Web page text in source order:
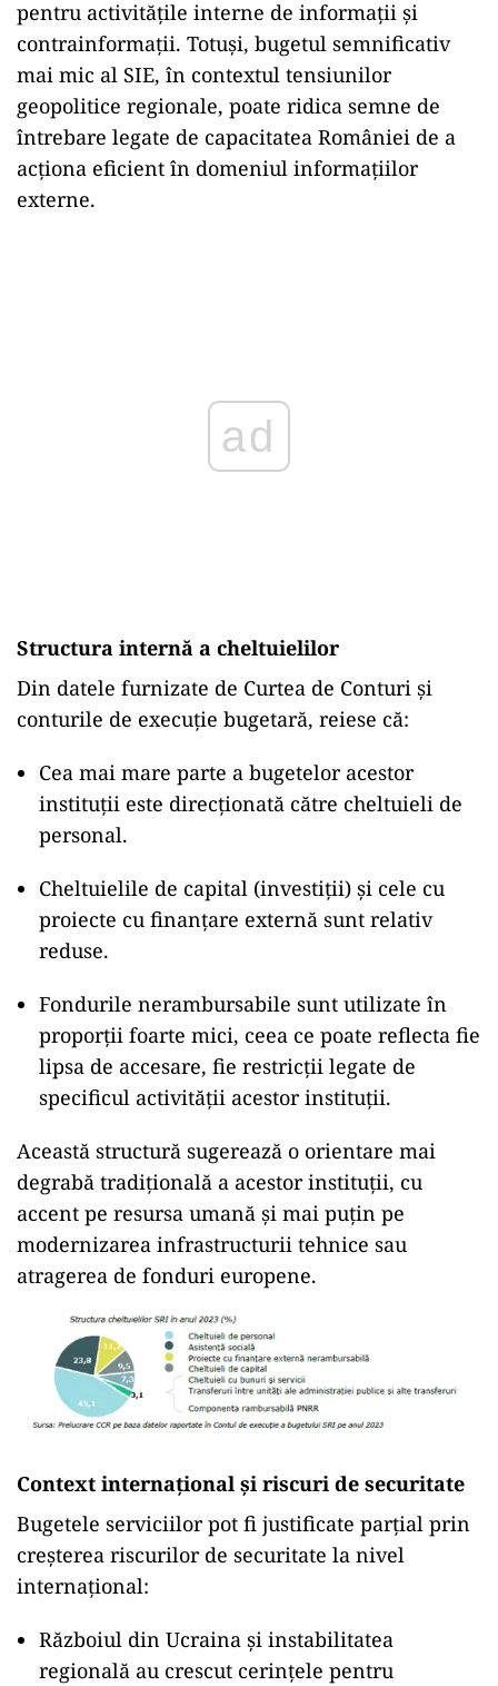
pentru activitățile interne de informații și
contrainformații. Totuși, bugetul semnificativ
mai mic al SIE, în contextul tensiunilor
geopolitice regionale, poate ridica semne de
întrebare legate de capacitatea României de a
acționa eficient în domeniul informațiilor
externe.
ad
Structura internă a cheltuielilor
Din datele furnizate de Curtea de Conturi și
conturile de execuție bugetară, reiese că:
Cea mai mare parte a bugetelor acestor
instituții este direcționată către cheltuieli de
personal.
Cheltuielile de capital (investiții) și cele cu
proiecte cu finanțare externă sunt relativ
reduse.
Fondurile nerambursabile sunt utilizate în
proporții foarte mici, ceea ce poate reflecta fie
lipsa de accesare, fie restricții legate de
specificul activității acestor instituții.
Această structură sugerează o orientare mai
degrabă tradițională a acestor instituții, cu
accent pe resursa umană și mai puțin pe
modernizarea infrastructurii tehnice sau
atragerea de fonduri europene.
Context internațional și riscuri de securitate
Bugetele serviciilor pot fi justificate parțial prin
creșterea riscurilor de securitate la nivel
internațional:
Războiul din Ucraina și instabilitatea
regională au crescut cerințele pentru